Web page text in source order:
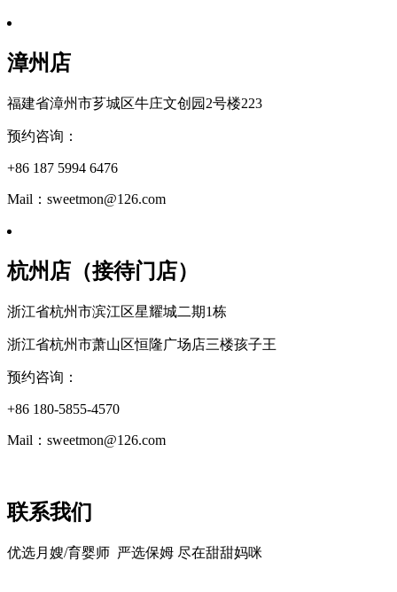
漳州店
福建省漳州市芗城区牛庄文创园2号楼223
预约咨询：
+86 187 5994 6476
Mail：sweetmon@126.com
杭州店（接待门店）
浙江省杭州市滨江区星耀城二期1栋
浙江省杭州市萧山区恒隆广场店三楼孩子王
预约咨询：
+86 180-5855-4570
Mail：sweetmon@126.com
联系我们
优选月嫂/育婴师 严选保姆 尽在甜甜妈咪